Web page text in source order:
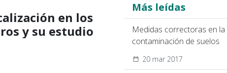
Más leídas
Medidas correctoras en la
contaminación de suelos
20 mar 2017
en los
y su estudio